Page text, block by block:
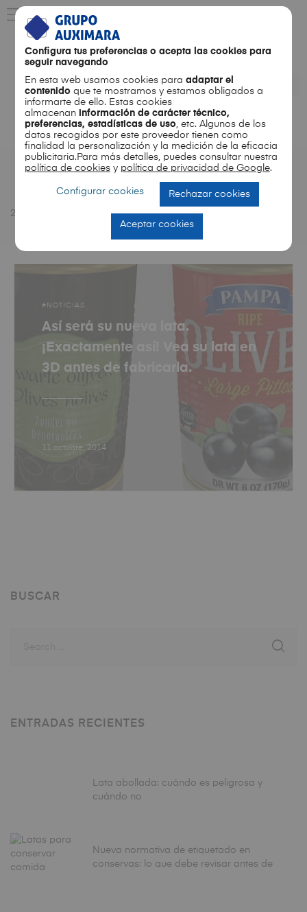
Configura tus preferencias o acepta las cookies para
seguir navegando
En esta web usamos cookies para adaptar el
contenido que te mostramos y estamos obligados a
informarte de ello. Estas cookies
almacenan
información de carácter técnico,
preferencias, estadísticas de uso, etc. Algunos de los
datos recogidos por este proveedor tienen como
finalidad la personalización y la medición de la eficacia
publicitaria.Para más detalles, puedes consultar nuestra
política de cookiesy política de privacidad de Google.
Configurar cookies Rechazar cookies
Aceptar cookies
ES
2014
Month
NOTICIAS
Así será su nueva lata.
¡Exactamente así! Vea su lata en
3D antes de fabricarla.
11 octubre, 2014
BUSCAR
ENTRADAS RECIENTES
Lata abollada: cuándo es peligrosa y
cuándo no
Nueva normativa de etiquetado en
conservas: lo que debe revisar antes de